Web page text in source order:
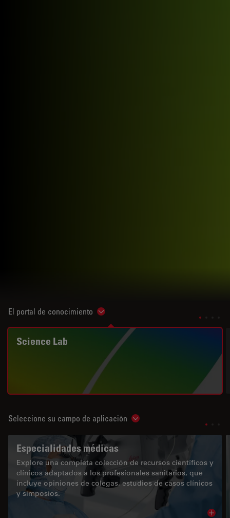
El portal de conocimiento Show subnavigation
Science Lab
Seleccione su campo de aplicación Show subnavigation
Especialidades médicas
Explore una completa colección de recursos científicos y
clínicos adaptados a los profesionales sanitarios, que
incluye opiniones de colegas, estudios de casos clínicos
y simposios.